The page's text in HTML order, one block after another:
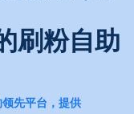
刷粉自助
先平台，提供